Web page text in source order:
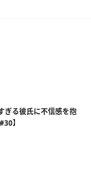
る彼氏に不信感を抱
】